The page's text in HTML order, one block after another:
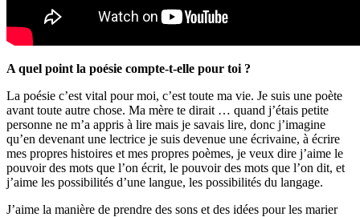
A quel point la poésie compte-t-elle pour toi ?
La poésie c’est vital pour moi, c’est toute ma vie. Je suis une poète
avant toute autre chose. Ma mère te dirait … quand j’étais petite
personne ne m’a appris à lire mais je savais lire, donc j’imagine
qu’en devenant une lectrice je suis devenue une écrivaine, à écrire
mes propres histoires et mes propres poèmes, je veux dire j’aime le
pouvoir des mots que l’on écrit, le pouvoir des mots que l’on dit, et
j’aime les possibilités d’une langue, les possibilités du langage.
J’aime la manière de prendre des sons et des idées pour les marier